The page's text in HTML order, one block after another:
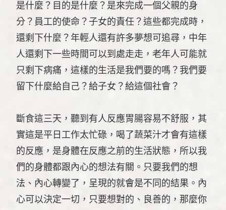
是什麼？目的是什麼？是來完成一個父親的身
分？員工的使命？子女的責任？這些都完成時，
還剩下什麼？年輕人還有許多夢想可追尋，中年
人還剩下一些時間可以到處走走，老年人可能就
只剩下病痛，這樣的生活是我們要的嗎？我們要
留下什麼給自己？給子女？給這個社會？
斷食這三天，聽到有人反應胃腸容易不舒服，其
實這是平日工作太忙碌，喝了蔬菜汁才會有這樣
的反應，是身體在反應之前的生活狀態，所以我
們的身體都跟內心的想法有關。只要我們的想
法、內心轉變了，呈現的就會是不同的結果。內
心可以決定一切，只要想對的、良善的，那麼你